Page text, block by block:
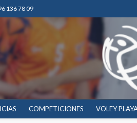
136 78 09
COMPETICIONES VOLEY